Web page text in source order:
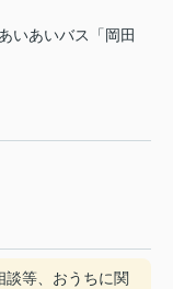
いあいバス「岡田
談等、おうちに関